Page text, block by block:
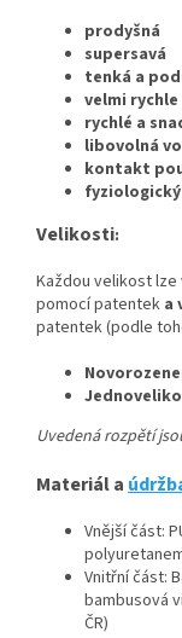
prodyšná
supersavá
tenká a
velmi rychle
rychlé a
libovolná
kontakt
Velikosti:
Každou velikost lze
pomocí patentek a
patentek (podle
Uvedená rozpětí
Materiál a
Vnější část:
Vnitřní část:
bambusová
ČR)